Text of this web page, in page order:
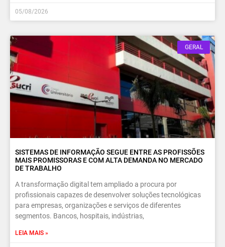
05/08/2026
GERAL
SISTEMAS DE INFORMAÇÃO SEGUE ENTRE AS PROFISSÕES
MAIS PROMISSORAS E COM ALTA DEMANDA NO MERCADO
DE TRABALHO
A transformação digital tem ampliado a procura por
profissionais capazes de desenvolver soluções tecnológicas
para empresas, organizações e serviços de diferentes
segmentos. Bancos, hospitais, indústrias,
LEIA MAIS »